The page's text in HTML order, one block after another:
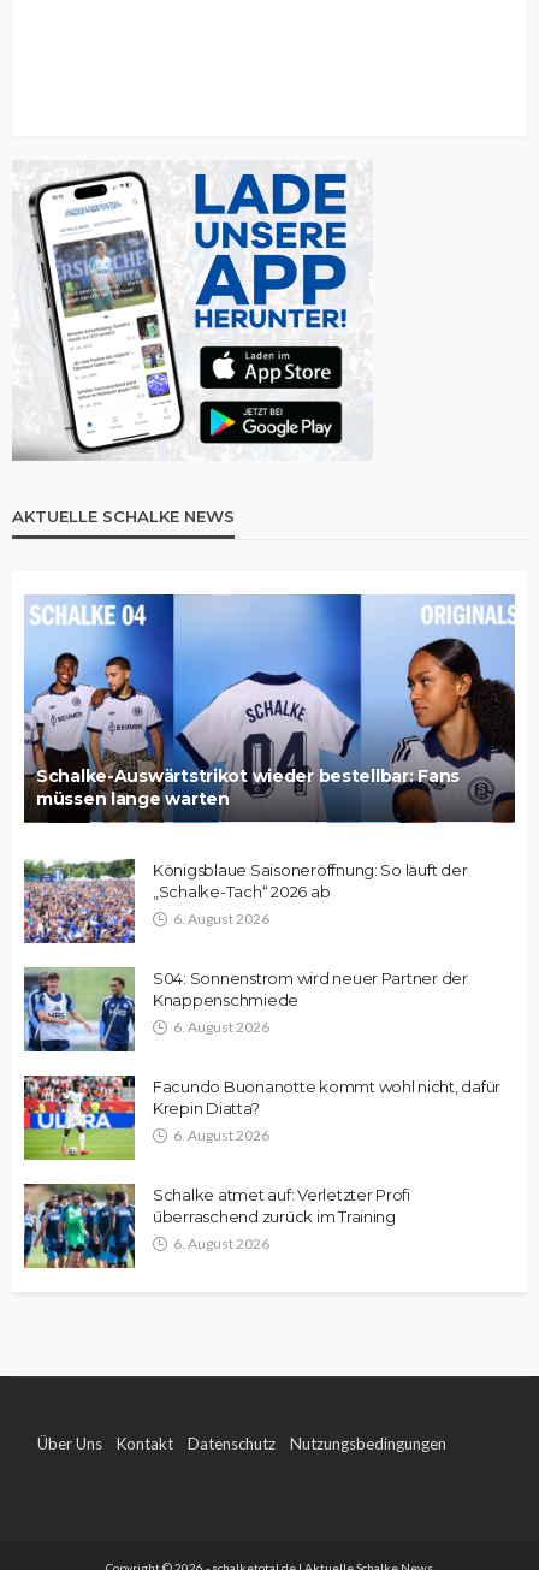
AKTUELLE SCHALKE NEWS
Schalke-Auswärtstrikot wieder bestellbar: Fans
müssen lange warten
Königsblaue Saisoneröffnung: So läuft der
„Schalke-Tach“ 2026 ab
6. August 2026
S04: Sonnenstrom wird neuer Partner der
Knappenschmiede
6. August 2026
Facundo Buonanotte kommt wohl nicht, dafür
Krepin Diatta?
6. August 2026
Schalke atmet auf: Verletzter Profi
überraschend zurück im Training
6. August 2026
Über Uns Kontakt Datenschutz Nutzungsbedingungen